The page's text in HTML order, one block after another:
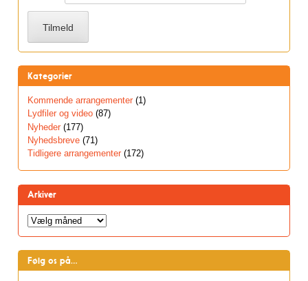
Kategorier
Kommende arrangementer (1)
Lydfiler og video (87)
Nyheder (177)
Nyhedsbreve (71)
Tidligere arrangementer (172)
Arkiver
Arkiver
Følg os på…